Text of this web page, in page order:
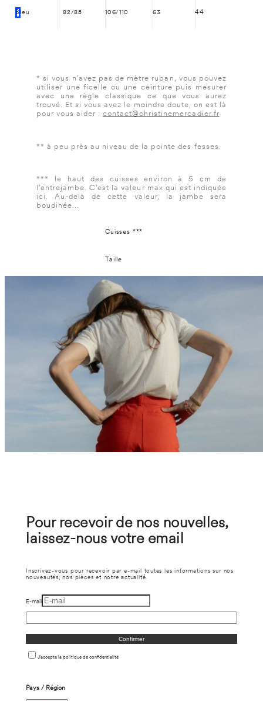
Cuisses ***
Taille
Bleu 82/85 106/110 63 44
* si vous n’avez pas de mètre ruban, vous pouvez
utiliser une ficelle ou une ceinture puis mesurer
avec une règle classique ce que vous aurez
trouvé. Et si vous avez le moindre doute, on est là
pour vous aider :contact@christinemercadier.fr
** à peu près au niveau de la pointe des fesses.
*** le haut des cuisses environ à 5 cm de
l’entrejambe. C’est la valeur max qui est indiquée
ici. Au-delà de cette valeur, la jambe sera
boudinée...
Pour recevoir de nos nouvelles,
laissez-nous votre email
Inscrivez-vous pour recevoir par e-mail toutes les informations sur nos
nouveautés, nos pièces et notre actualité.
Pays / Région
E-mail
J'accepte la politique de confidentialité
Confirmer